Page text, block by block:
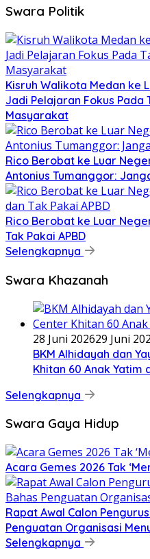
Swara Politik
Kisruh Walikota Medan ke
Jadi Pelajaran Fokus
Masyarakat
Rico Berobat ke Luar
Antonius Tumanggor:
Rico Berobat ke Luar
Tak Pakai APBD
Selengkapnya
Swara Khazanah
28 Juni 202629 Juni
BKM Alhidayah dan
Khitan 60 Anak Yatim
Selengkapnya
Swara Gaya Hidup
Acara Gemes 2026 Tak
Rapat Awal Calon
Penguatan Organisasi
Selengkapnya